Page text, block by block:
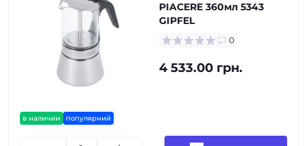
в наличии популярний
PIACERE 360мл 5343
GIPFEL
0
4 533.00 грн.